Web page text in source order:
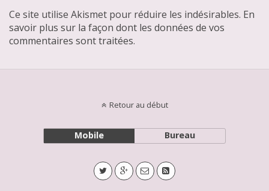
Ce site utilise Akismet pour réduire les indésirables. En
savoir plus sur la façon dont les données de vos
commentaires sont traitées.
Retour au début
Mobile Bureau